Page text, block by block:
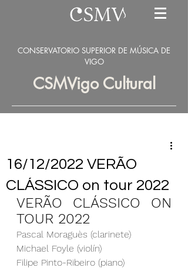
CONSERVATORIO SUPERIOR DE MÚSICA DE
VIGO
CSMVigo Cultural
16/12/2022 VERÃO
CLÁSSICO on tour 2022
VERÃO CLÁSSICO ON
TOUR 2022
Pascal Moraguès (clarinete)
Michael Foyle (violín)
Filipe Pinto-Ribeiro (piano)